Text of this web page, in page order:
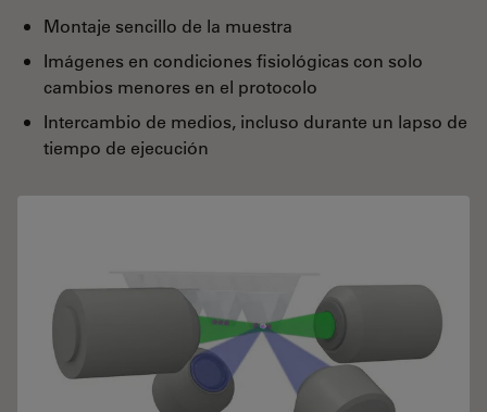
Montaje sencillo de la muestra
Imágenes en condiciones fisiológicas con solo
cambios menores en el protocolo
Intercambio de medios, incluso durante un lapso de
tiempo de ejecución